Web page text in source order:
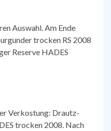
Auswahl. Am Ende
trocken RS 2008
Reserve HADES
Verkostung: Drautz-
trocken 2008. Nach